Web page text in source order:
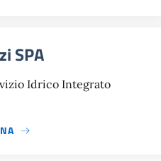
SPA
Idrico Integrato